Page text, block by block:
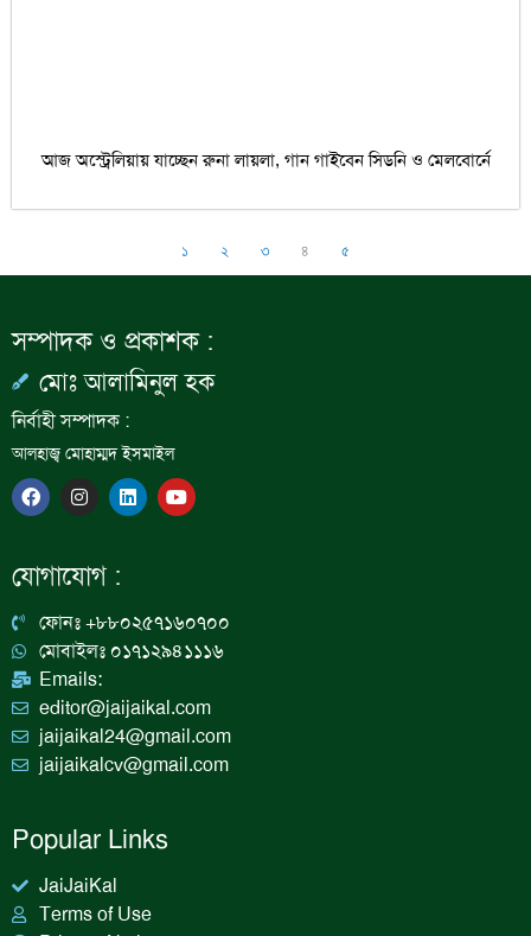
আজ অস্ট্রেলিয়ায় যাচ্ছেন রুনা লায়লা, গান গাইবেন সিডনি ও মেলবোর্নে
১ ২ ৩ ৪ ৫
সম্পাদক ও প্রকাশক :
মোঃ আলামিনুল হক
নির্বাহী সম্পাদক :
আলহাজ্ব মোহাম্মদ ইসমাইল
F
a
c
b
o
I
n
s
a
g
a
m
L
i
n
n
Y
o
u
যোগাযোগ :
ফোনঃ +৮৮০২৫৭১৬০৭০০
মোবাইলঃ ০১৭১২৯৪১১১৬
Emails:
editor@jaijaikal.com
jaijaikal24@gmail.com
jaijaikalcv@gmail.com
Popular Links
JaiJaiKal
Terms of Use